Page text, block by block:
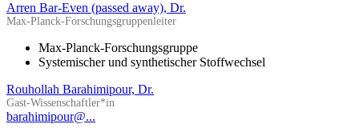
Arren Bar-Even (passed away), Dr.
Max-Planck-Forschungsgruppenleiter
Max-Planck-Forschungsgruppe
Systemischer und synthetischer Stoffwechsel
Rouhollah Barahimipour, Dr.
Gast-Wissenschaftler*in
barahimipour@...